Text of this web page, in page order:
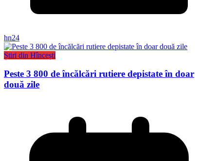
hn24
Știri din Hîncești
Peste 3 800 de încălcări rutiere depistate în doar
două zile